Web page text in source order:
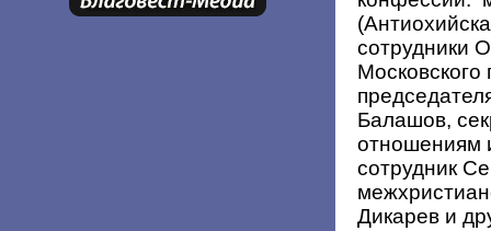
сотрудники
Московского
Балашов,
отношениям
сотрудник
Дикарев и